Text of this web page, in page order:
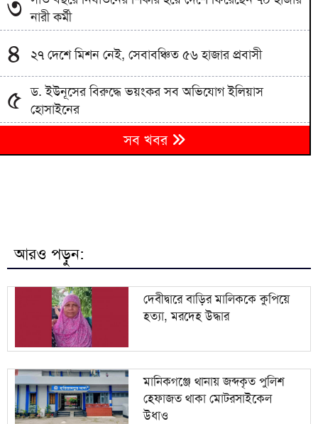
৩ নারী কর্মী
৪ ২৭ দেশে মিশন নেই, সেবাবঞ্চিত ৫৬ হাজার প্রবাসী
৫ ড. ইউনূসের বিরুদ্ধে ভয়ংকর সব অভিযোগ ইলিয়াস
হোসাইনের
৬ দেবীদ্বারে বাড়ির মালিককে কুপিয়ে হত্যা, মরদেহ উদ্ধার
মোটরসাইকেল উধাও
৯
জামায়াত আমির
জামায়াতের প্রদর্শনীতে উঠে এলো ছাত্রদল নেতা আবিদের
জুলাইয়ের ভূমিকা
সব খবর
আরও পড়ুন:
দেবীদ্বারে বাড়ির মালিককে কুপিয়ে
হত্যা, মরদেহ উদ্ধার
মানিকগঞ্জে থানায় জব্দকৃত পুলিশ
হেফাজত থাকা মোটরসাইকেল
উধাও